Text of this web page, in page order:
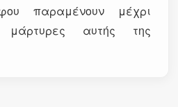
παραμένουν μέχρι
μάρτυρες αυτής της